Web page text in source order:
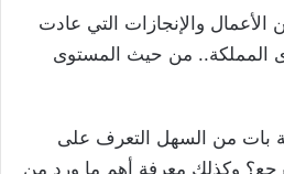
الأعمال والإنجازات التي عادت
المملكة.. من حيث المستوى
بات من السهل التعرف على
وكذلك معرفة أهم ما ورد من